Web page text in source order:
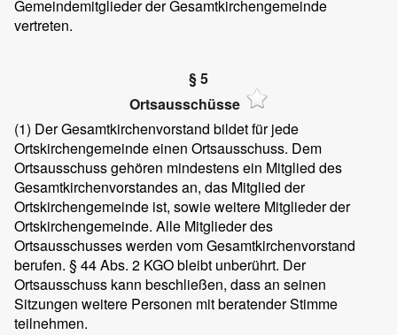
Gemeindemitglieder der Gesamtkirchengemeinde
vertreten.
§ 5
Ortsausschüsse
(1) Der Gesamtkirchenvorstand bildet für jede
Ortskirchengemeinde einen Ortsausschuss. Dem
Ortsausschuss gehören mindestens ein Mitglied des
Gesamtkirchenvorstandes an, das Mitglied der
Ortskirchengemeinde ist, sowie weitere Mitglieder der
Ortskirchengemeinde. Alle Mitglieder des
Ortsausschusses werden vom Gesamtkirchenvorstand
berufen. § 44 Abs. 2 KGO bleibt unberührt. Der
Ortsausschuss kann beschließen, dass an seinen
Sitzungen weitere Personen mit beratender Stimme
teilnehmen.